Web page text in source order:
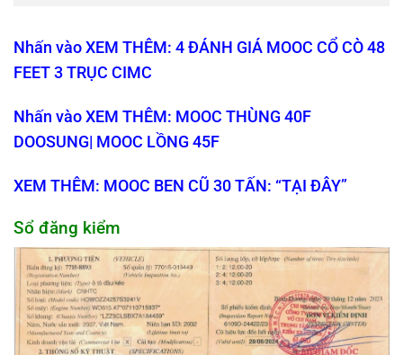
Nhấn vào XEM THÊM: 4 ĐÁNH GIÁ MOOC CỔ CÒ 48
FEET 3 TRỤC CIMC
Nhấn vào XEM THÊM: MOOC THÙNG 40F
DOOSUNG| MOOC LỒNG 45F
XEM THÊM: MOOC BEN CŨ 30 TẤN: “TẠI ĐÂY”
Sổ đăng kiểm